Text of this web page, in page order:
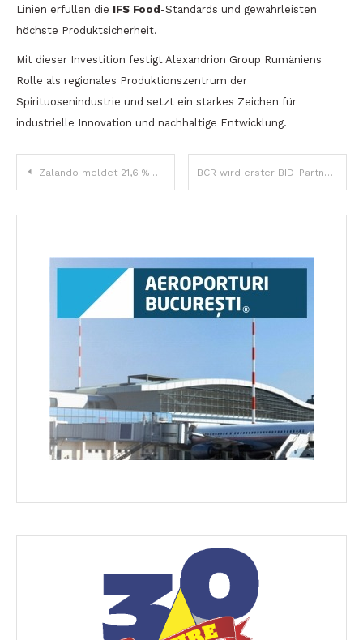
Linien erfüllen die IFS Food-Standards und gewährleisten
höchste Produktsicherheit.
Mit dieser Investition festigt Alexandrion Group Rumäniens
Rolle als regionales Produktionszentrum der
Spirituosenindustrie und setzt ein starkes Zeichen für
industrielle Innovation und nachhaltige Entwicklung.
Beitragsnavigation
Zalando meldet 21,6 % GMV-Wachstum und 61,4 Millionen aktive Kunden; stärkt Marktposition mit DFB-Partnerschaft und erweitertem B2B-Geschäft BCR wird erster BID-Partner zur Unterstützung von KMU mit über 1 Milliarde Lei an Finanzierungen